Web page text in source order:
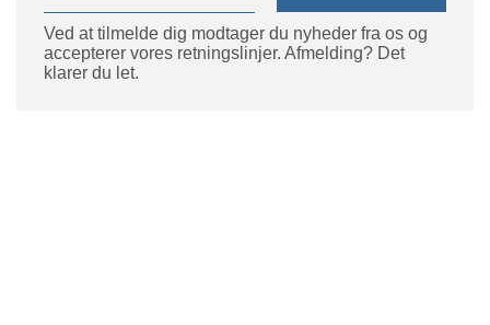
Ved at tilmelde dig modtager du nyheder fra os og
accepterer vores retningslinjer. Afmelding? Det
klarer du let.